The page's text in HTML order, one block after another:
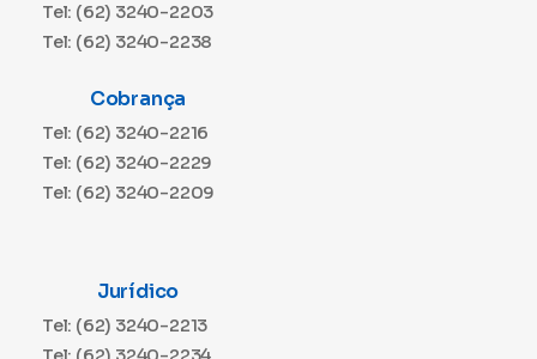
Tel: (62) 3240-2203
Tel: (62) 3240-2238
Cobrança
Tel: (62) 3240-2216
Tel: (62) 3240-2229
Tel: (62) 3240-2209
Jurídico
Tel: (62) 3240-2213